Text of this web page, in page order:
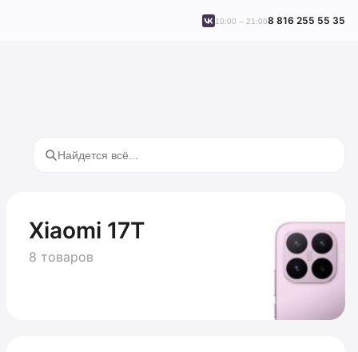
10:00 – 21:008 816 255 55 35
Xiaomi 17T
8 товаров